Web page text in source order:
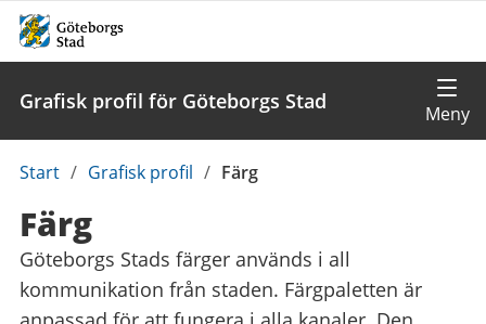
Grafisk profil för Göteborgs Stad
Du
här:
Start / Grafisk profil / Färg
Färg
Göteborgs Stads färger används i all
kommunikation från staden. Färgpaletten är